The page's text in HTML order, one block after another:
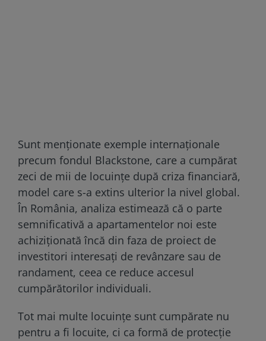
Sunt menționate exemple internaționale
precum fondul Blackstone, care a cumpărat
zeci de mii de locuințe după criza financiară,
model care s-a extins ulterior la nivel global.
În România, analiza estimează că o parte
semnificativă a apartamentelor noi este
achiziționată încă din faza de proiect de
investitori interesați de revânzare sau de
randament, ceea ce reduce accesul
cumpărătorilor individuali.
Tot mai multe locuințe sunt cumpărate nu
pentru a fi locuite, ci ca formă de protecție